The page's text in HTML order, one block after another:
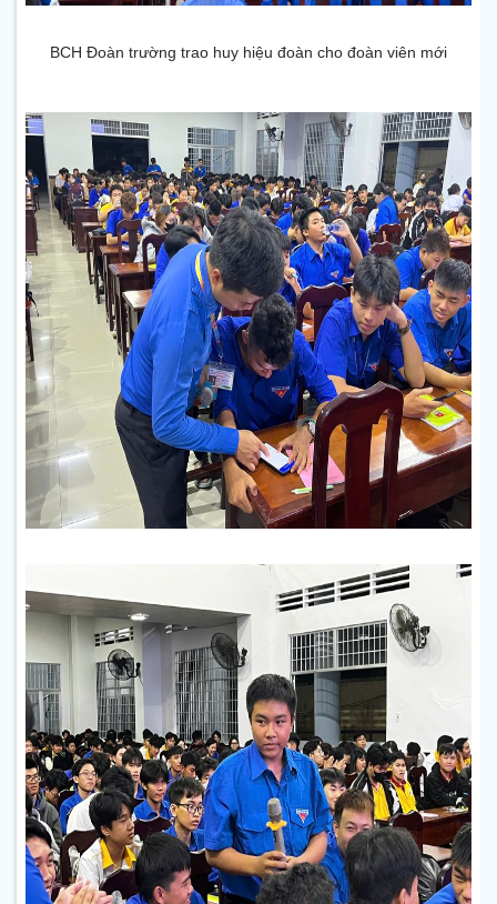
BCH Đoàn trường trao huy hiệu đoàn cho đoàn viên mới